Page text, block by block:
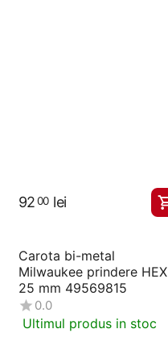
9200 lei
Carota bi-metal
Milwaukee prindere HEX
25 mm 49569815
0.0
Ultimul produs in stoc